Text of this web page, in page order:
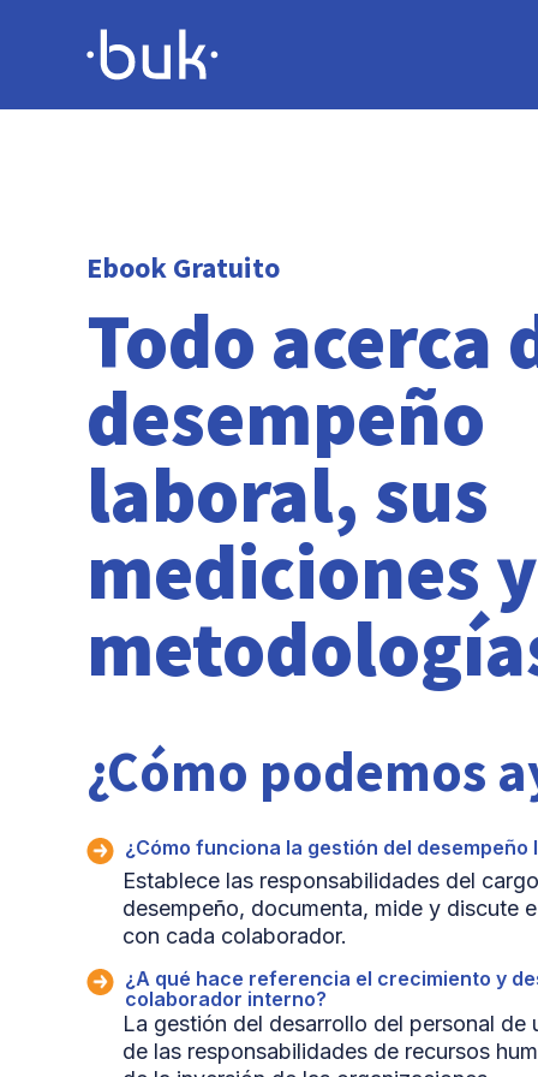
Ebook Gratuito
Todo acerca
desempeño
laboral, sus
mediciones y
¿Cómo podemos
¿Cómo funciona la gestión del desempeño
Establece las responsabilidades del
desempeño, documenta, mide y discute
con cada colaborador.
¿A qué hace referencia el crecimiento y
colaborador interno?
La gestión del desarrollo del personal de
de las responsabilidades de recursos